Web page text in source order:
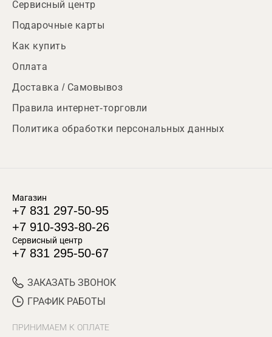
Сервисный центр
Подарочные карты
Как купить
Оплата
Доставка / Самовывоз
Правила интернет-торговли
Политика обработки персональных данных
Магазин
+7 831 297-50-95
+7 910-393-80-26
Сервисный центр
+7 831 295-50-67
ЗАКАЗАТЬ ЗВОНОК
ГРАФИК РАБОТЫ
ПРИНИМАЕМ К ОПЛАТЕ